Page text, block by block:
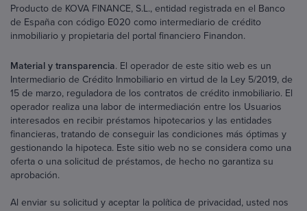
Producto de KOVA FINANCE, S.L., entidad registrada en el Banco
de España con código E020 como intermediario de crédito
inmobiliario y propietaria del portal financiero Finandon.
Material y transparencia. El operador de este sitio web es un
Intermediario de Crédito Inmobiliario en virtud de la Ley 5/2019, de
15 de marzo, reguladora de los contratos de crédito inmobiliario. El
operador realiza una labor de intermediación entre los Usuarios
interesados en recibir préstamos hipotecarios y las entidades
financieras, tratando de conseguir las condiciones más óptimas y
gestionando la hipoteca. Este sitio web no se considera como una
oferta o una solicitud de préstamos, de hecho no garantiza su
aprobación.
Al enviar su solicitud y aceptar la política de privacidad, usted nos